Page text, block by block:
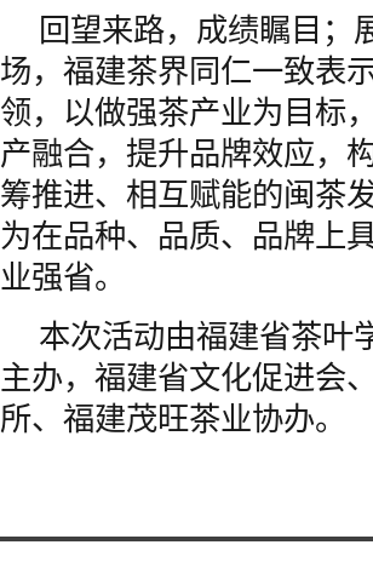
回望来路，成绩瞩目；
场，福建茶界同仁一致表
领，以做强茶产业为目标
产融合，提升品牌效应，
筹推进、相互赋能的闽茶
为在品种、品质、品牌上
业强省。
本次活动由福建省茶叶
主办，福建省文化促进会
所、福建茂旺茶业协办。